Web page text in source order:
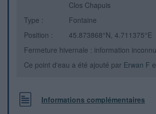
Clos Chapuis
Type :
Fontaine
Position :
45.873868°N, 4.711375°E
Fermeture hivernale : information
Ce point d'eau a été ajouté par Erwan F
Informations complémentaires